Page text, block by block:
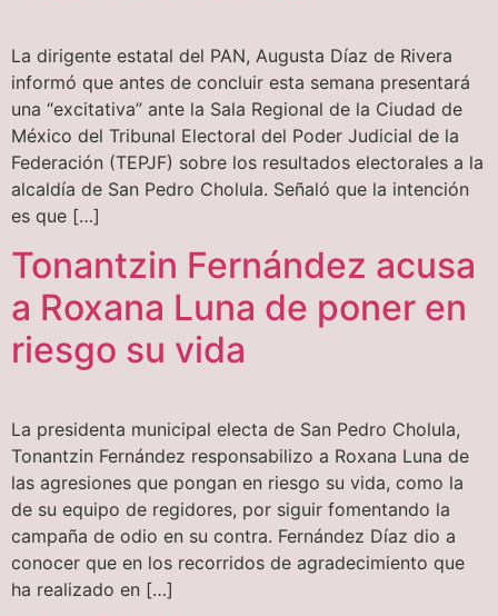
La dirigente estatal del PAN, Augusta Díaz de Rivera
informó que antes de concluir esta semana presentará
una “excitativa” ante la Sala Regional de la Ciudad de
México del Tribunal Electoral del Poder Judicial de la
Federación (TEPJF) sobre los resultados electorales a la
alcaldía de San Pedro Cholula. Señaló que la intención
es que […]
Tonantzin Fernández acusa
a Roxana Luna de poner en
riesgo su vida
La presidenta municipal electa de San Pedro Cholula,
Tonantzin Fernández responsabilizo a Roxana Luna de
las agresiones que pongan en riesgo su vida, como la
de su equipo de regidores, por siguir fomentando la
campaña de odio en su contra. Fernández Díaz dio a
conocer que en los recorridos de agradecimiento que
ha realizado en […]